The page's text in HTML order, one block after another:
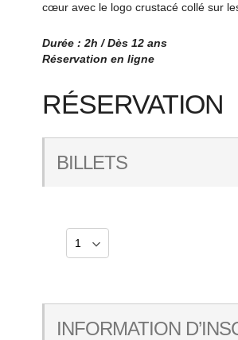
cœur avec le logo crustacé collé sur
Durée : 2h / Dès 12 ans
Réservation en ligne
RÉSERVATION
BILLETS
INFORMATION